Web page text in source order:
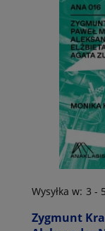
Zygmunt
Wysyłka w: 3 -